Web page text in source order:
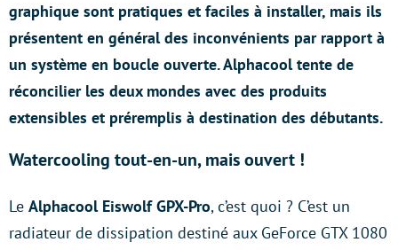
graphique sont pratiques et faciles à installer, mais ils
présentent en général des inconvénients par rapport à
un système en boucle ouverte. Alphacool tente de
réconcilier les deux mondes avec des produits
extensibles et préremplis à destination des débutants.
Watercooling tout-en-un, mais ouvert !
Le Alphacool Eiswolf GPX-Pro, c’est quoi ? C’est un
radiateur de dissipation destiné aux GeForce GTX 1080